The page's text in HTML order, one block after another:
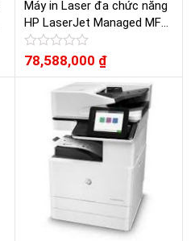
Máy in Laser đa chức năng
HP LaserJet Managed MFP
E72525z
Được
xếp
78,588,000 ₫